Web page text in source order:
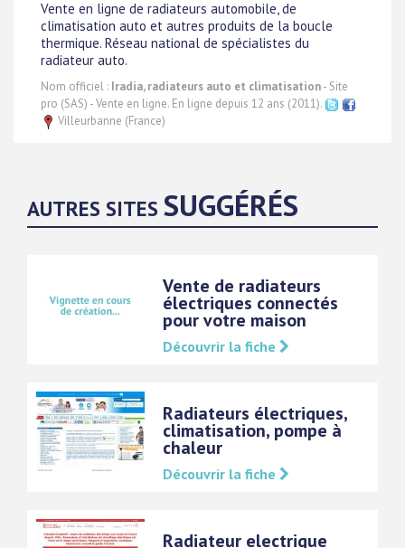
Vente en ligne de radiateurs automobile, de
climatisation auto et autres produits de la boucle
thermique. Réseau national de spécialistes du
radiateur auto.
Nom officiel : Iradia, radiateurs auto et climatisation- Site
pro (SAS) - Vente en ligne. En ligne depuis 12 ans (2011).
Villeurbanne (France)
AUTRES SITES SUGGÉRÉS
Vente de radiateurs
électriques connectés
pour votre maison
Découvrir la fiche
Radiateurs électriques,
climatisation, pompe à
chaleur
Découvrir la fiche
Radiateur electrique